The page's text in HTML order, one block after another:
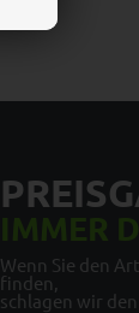
IMMER
Wenn Sie den
finden,
schlagen wir